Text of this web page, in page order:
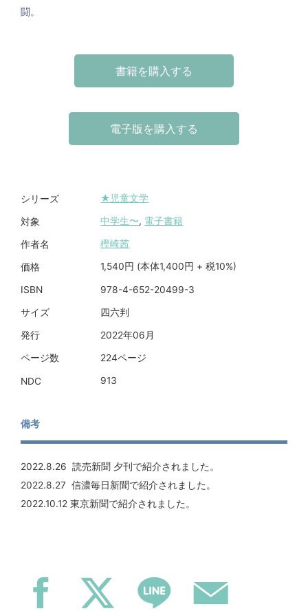
闘。
書籍を購入する
電子版を購入する
シリーズ ★児童文学
対象 中学生〜, 電子書籍
作者名 樫崎茜
価格 1,540円 (本体1,400円 + 税10%)
ISBN 978-4-652-20499-3
サイズ 四六判
発行 2022年06月
ページ数 224ページ
NDC 913
備考
2022.8.26 読売新聞 夕刊で紹介されました。
2022.8.27 信濃毎日新聞で紹介されました。
2022.10.12 東京新聞で紹介されました。